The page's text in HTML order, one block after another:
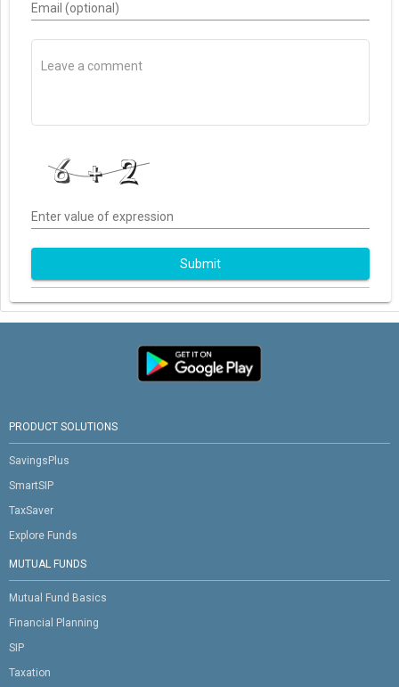
Email (optional)
Enter value of expression
Submit
PRODUCT SOLUTIONS
SavingsPlus
SmartSIP
TaxSaver
Explore Funds
MUTUAL FUNDS
Mutual Fund Basics
Financial Planning
SIP
Taxation